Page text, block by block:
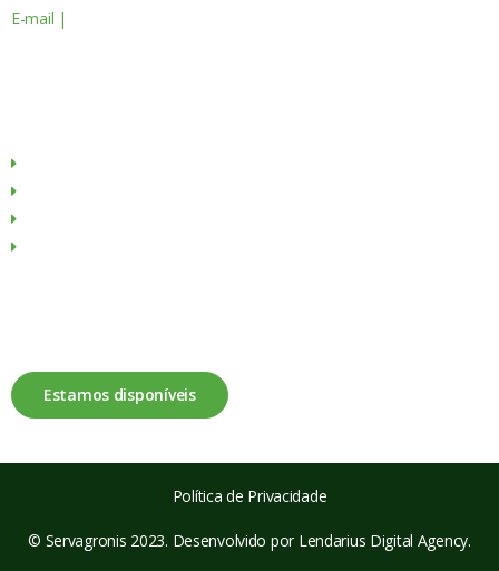
E-mail |
Estamos disponíveis
© Servagronis 2023. Desenvolvido por Lendarius Digital Agency.
Política de Privacidade